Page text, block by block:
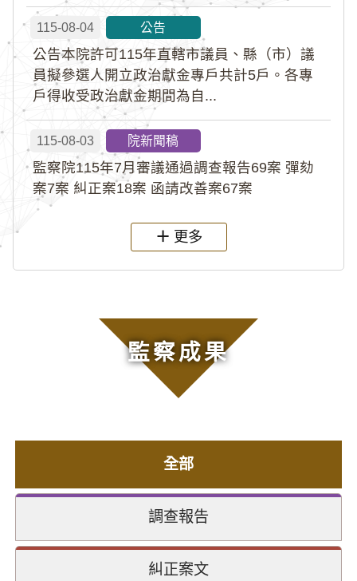
115-08-04 公告
公告本院許可115年直轄市議員、縣（市）議
員擬參選人開立政治獻金專戶共計5戶。各專
戶得收受政治獻金期間為自...
115-08-03 院新聞稿
監察院115年7月審議通過調查報告69案 彈劾
案7案 糾正案18案 函請改善案67案
更多
監察成果
全部
調查報告
糾正案文